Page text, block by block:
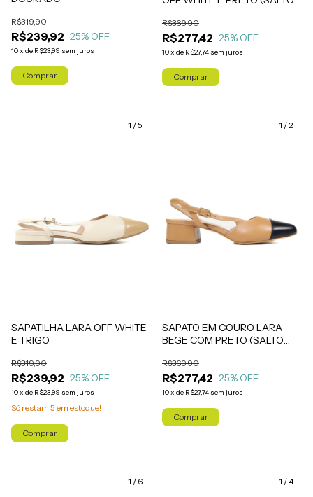
R$239,92
R$319,90
25% OFF
10x de R$23,99 sem juros
Comprar
R$277,42
R$369,90
25% OFF
10x de R$27,74 sem juros
Comprar
1 /5
SAPATILHA LARA OFF WHITE
E TRIGO
R$239,92
R$319,90
25% OFF
10x de R$23,99 sem juros
Só restam 5 em estoque!
Comprar
1 /2
SAPATO EM COURO LARA
BEGE COM PRETO (SALTO
R$277,42
R$369,90
25% OFF
10x de R$27,74 sem juros
Comprar
1 / 6 1 /4